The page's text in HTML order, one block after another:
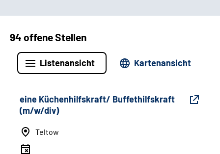
94 offene Stellen
Listenansicht Kartenansicht
eine Küchenhilfskraft/ Buffethilfskraft
(m/w/div)
Teltow